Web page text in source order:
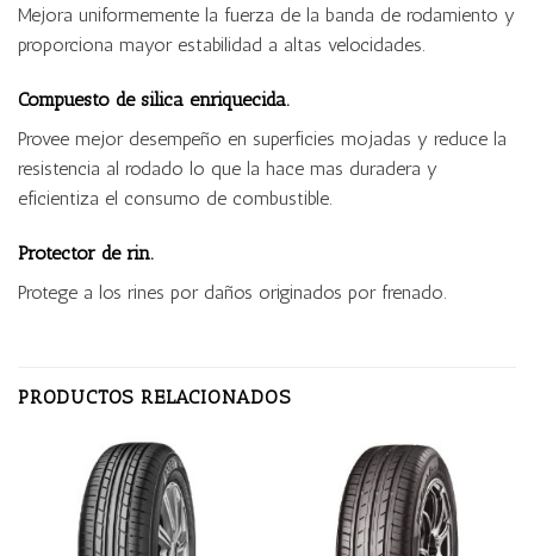
Mejora uniformemente la fuerza de la banda de rodamiento y
proporciona mayor estabilidad a altas velocidades.
Compuesto de silica enriquecida.
Provee mejor desempeño en superficies mojadas y reduce la
resistencia al rodado lo que la hace mas duradera y
eficientiza el consumo de combustible.
Protector de rin.
Protege a los rines por daños originados por frenado.
PRODUCTOS RELACIONADOS